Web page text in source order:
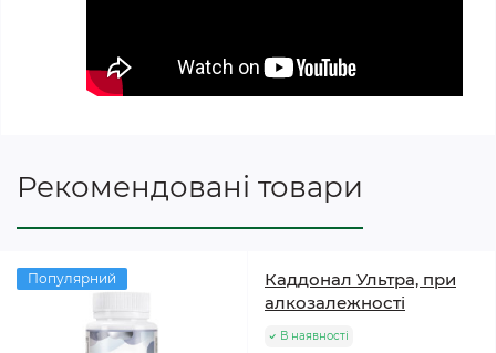
Рекомендовані товари
Популярний
Каддонал Ультра, при
алкозалежності
В наявності